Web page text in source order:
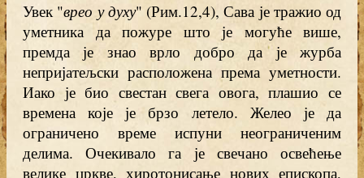
Увек "врео у духу" (Рим.12,4), Сава је тражио од
уметника да пожуре што је могуће више,
премда је знао врло добро да је журба
непријатељски расположена према уметности.
Иако је био свестан свега овога, плашио се
времена које је брзо летело. Желео је да
ограничено време испуни неограниченим
делима. Очекивало га је свечано освећење
велике цркве, хиротонисање нових епископа,